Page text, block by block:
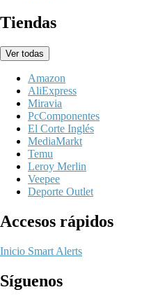
Tiendas
Ver todas
Amazon
AliExpress
Miravia
PcComponentes
El Corte Inglés
MediaMarkt
Temu
Leroy Merlin
Veepee
Deporte Outlet
Accesos rápidos
Inicio Smart Alerts
Síguenos